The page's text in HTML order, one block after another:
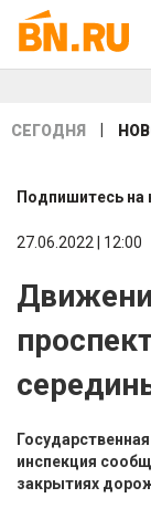
СЕГОДНЯ
Подпишитесь на
27.06.2022 | 12:00
инспекция
закрытиях